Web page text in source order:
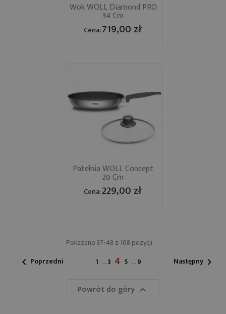
Wok WOLL Diamond PRO
34 Cm
Cena:719,00 zł
Patelnia WOLL Concept
20 Cm
Cena:229,00 zł
Pokazano 37-48 z 108 pozycji
 Poprzedni 1 …3 4 5 …9 Następny 
Powrót do góry 